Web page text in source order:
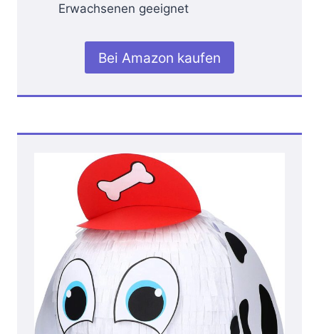
Erwachsenen geeignet
Bei Amazon kaufen